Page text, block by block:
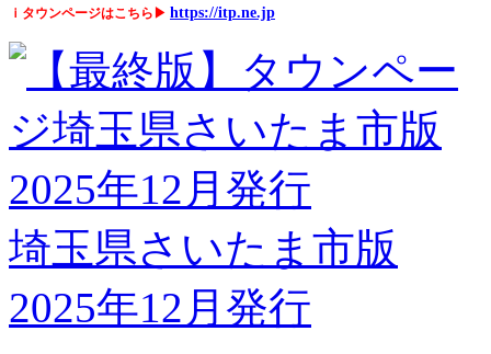
ｉタウンページはこちら▶ https://itp.ne.jp
埼玉県さいたま市版
2025年12月発行